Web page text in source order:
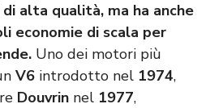
alta qualità, ma ha anche
economie di scala per
Uno dei motori più
V6 introdotto nel 1974,
Douvrin nel 1977,